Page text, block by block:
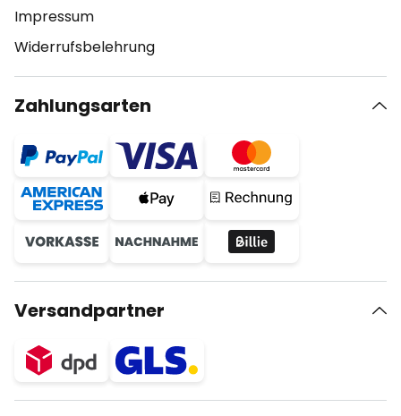
Impressum
Widerrufsbelehrung
Zahlungsarten
Versandpartner